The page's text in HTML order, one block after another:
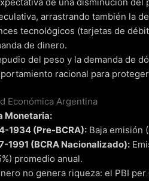
arrastrando también la
tecnológicos (tarjetas de
de dinero.
del peso y la demanda de
racional para
Económica Argentina
Monetaria:
1934 (Pre-BCRA):Baja emisión
1991 (BCRA Nacionalizado):
promedio anual.
no genera riqueza: el PBI